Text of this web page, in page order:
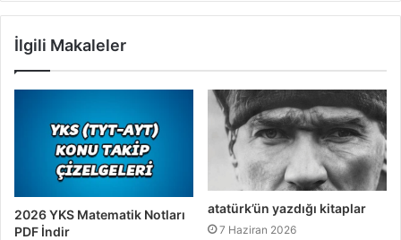
İlgili Makaleler
2026 YKS Matematik Notları
PDF İndir
atatürk’ün yazdığı kitaplar
7 Haziran 2026